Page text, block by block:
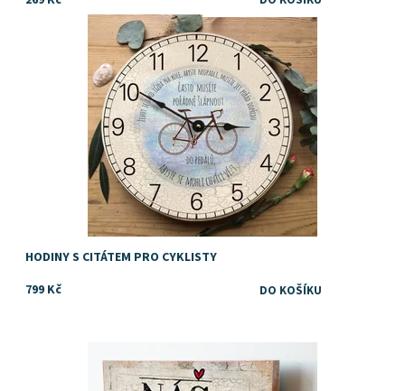
dárek pro muže, co miluje jízdu na kole
Dostupnost:
Skladem
DejDar
HODINY S CITÁTEM PRO CYKLISTY
799 Kč
DejDar